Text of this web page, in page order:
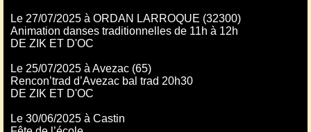
Le 27/07/2025 à ORDAN LARROQUE (32300)
Animation danses traditionnelles de 11h à 12h
DE ZIK ET D'OC
Le 25/07/2025 à Avezac (65)
Rencon’trad d’Avezac bal trad 20h30
DE ZIK ET D'OC
Le 30/06/2025 à Castin